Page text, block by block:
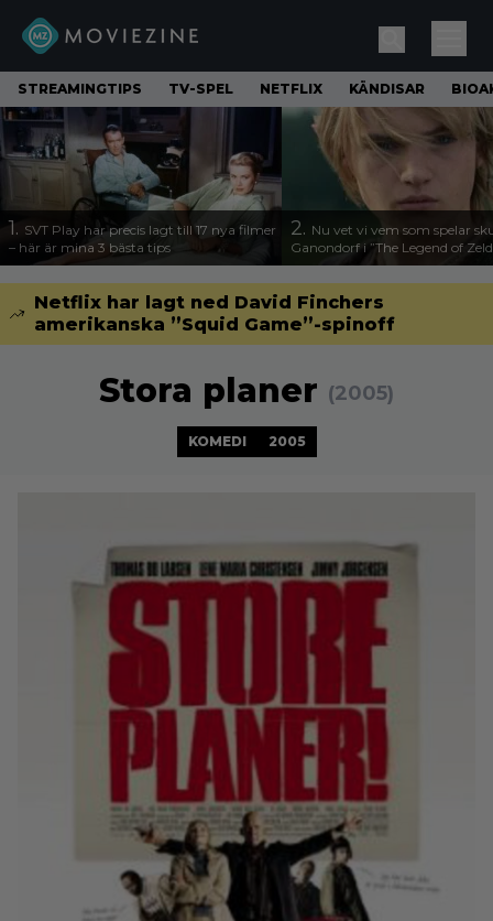
STREAMINGTIPS TV-SPEL NETFLIX KÄNDISAR
1. SVT Play har precis lagt till 17 nya filmer
– här är mina 3 bästa tips
2. Nu vet vi vem som spelar
Ganondorf i ”The Legend of
Netflix har lagt ned David Finchers
amerikanska ”Squid Game”-spinoff
Stora planer (2005)
KOMEDI 2005